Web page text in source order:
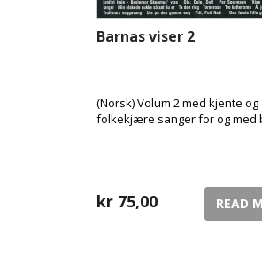
Barnas viser 2
(Norsk) Volum 2 med kjente og
folkekjære sanger for og med
kr 75,00 READ